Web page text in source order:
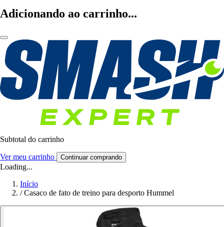
Adicionando ao carrinho...
Subtotal do carrinho
Ver meu carrinho Continuar comprando
Loading...
Início
/ Casaco de fato de treino para desporto Hummel